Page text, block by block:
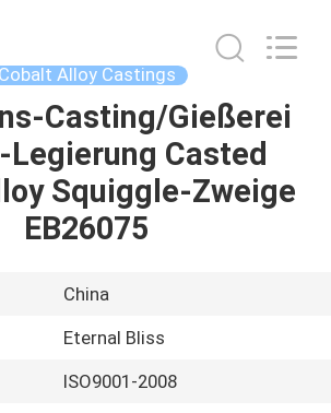
Cobalt Alloy Castings
Casting/Gießerei
Legierung Casted
Squiggle-Zweige
EB26075
China
Eternal Bliss
ISO9001-2008